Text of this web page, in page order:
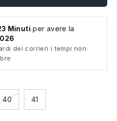
Minuti per avere la
dei corrieri i tempi non
40 41